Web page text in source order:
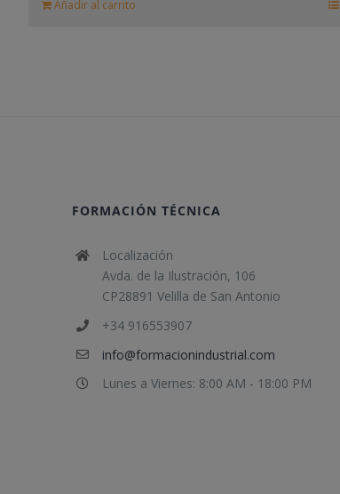
Añadir al carrito
FORMACIÓN TÉCNICA
Localización
Avda. de la Ilustración, 106
CP28891 Velilla de San Antonio
+34 916553907
info@formacionindustrial.com
Lunes a Viernes: 8:00 AM - 18:00 PM